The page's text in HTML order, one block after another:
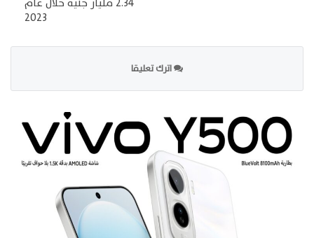
2023
اترك تعليقا